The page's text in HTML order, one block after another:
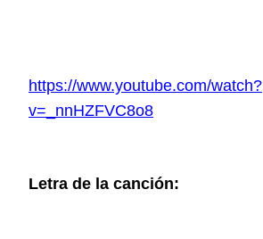
https://www.youtube.com/watch?
v=_nnHZFVC8o8
Letra de la canción: